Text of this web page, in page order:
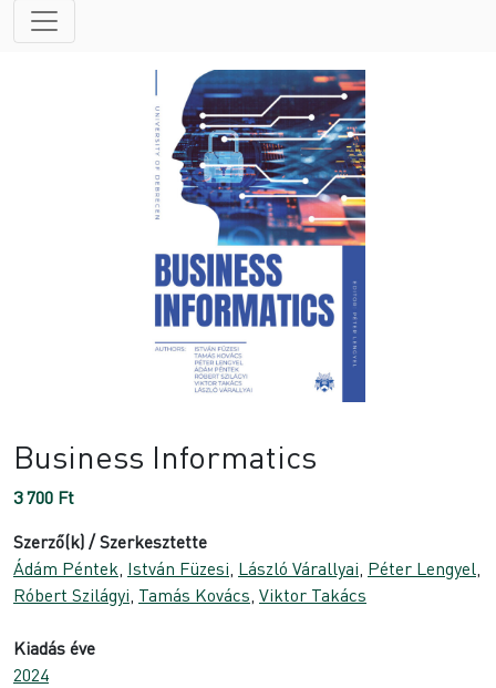
Business Informatics
3 700 Ft
Szerző(k) / Szerkesztette
Ádám Péntek, István Füzesi, László Várallyai, Péter Lengyel,
Róbert Szilágyi, Tamás Kovács, Viktor Takács
Kiadás éve
2024